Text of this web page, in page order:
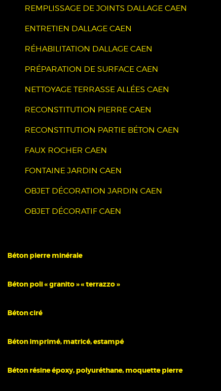
REMPLISSAGE DE JOINTS DALLAGE CAEN
ENTRETIEN DALLAGE CAEN
RÉHABILITATION DALLAGE CAEN
PRÉPARATION DE SURFACE CAEN
NETTOYAGE TERRASSE ALLÉES CAEN
RECONSTITUTION PIERRE CAEN
RECONSTITUTION PARTIE BÉTON CAEN
FAUX ROCHER CAEN
FONTAINE JARDIN CAEN
OBJET DÉCORATION JARDIN CAEN
OBJET DÉCORATIF CAEN
Béton pierre minérale
Béton poli « granito » « terrazzo »
Béton ciré
Béton imprimé, matricé, estampé
Béton résine époxy, polyuréthane, moquette pierre